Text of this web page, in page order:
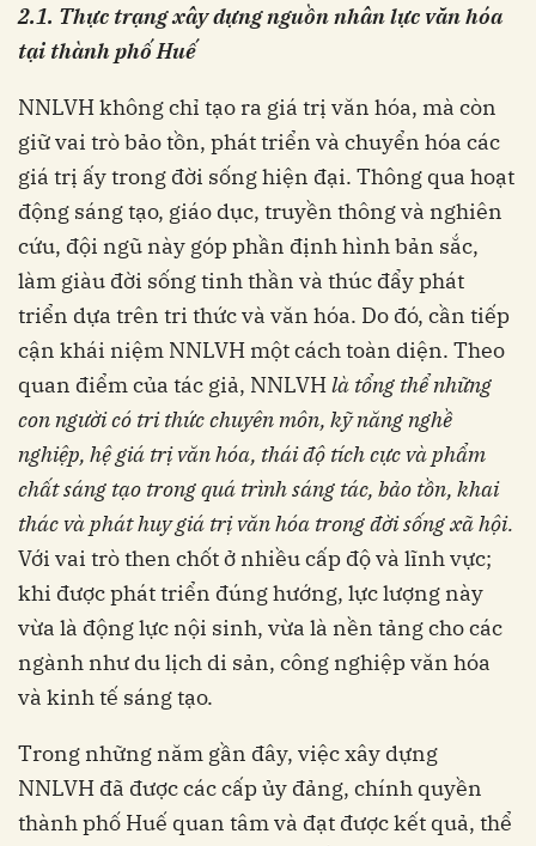
2.1. Thực trạng xây dựng nguồn nhân lực văn hóa
tại thành phố Huế
NNLVH không chỉ tạo ra giá trị văn hóa, mà còn
giữ vai trò bảo tồn, phát triển và chuyển hóa các
giá trị ấy trong đời sống hiện đại. Thông qua hoạt
động sáng tạo, giáo dục, truyền thông và nghiên
cứu, đội ngũ này góp phần định hình bản sắc,
làm giàu đời sống tinh thần và thúc đẩy phát
triển dựa trên tri thức và văn hóa. Do đó, cần tiếp
cận khái niệm NNLVH một cách toàn diện. Theo
quan điểm của tác giả, NNLVHlà tổng thể những
con người có tri thức chuyên môn, kỹ năng nghề
nghiệp, hệ giá trị văn hóa, thái độ tích cực và phẩm
chất sáng tạo trong quá trình sáng tác, bảo tồn, khai
thác và phát huy giá trị văn hóa trong đời sống xã hội.
Với vai trò then chốt ở nhiều cấp độ và lĩnh vực;
khi được phát triển đúng hướng, lực lượng này
vừa là động lực nội sinh, vừa là nền tảng cho các
ngành như du lịch di sản, công nghiệp văn hóa
và kinh tế sáng tạo.
Trong những năm gần đây, việc xây dựng
NNLVH đã được các cấp ủy đảng, chính quyền
thành phố Huế quan tâm và đạt được kết quả, thể